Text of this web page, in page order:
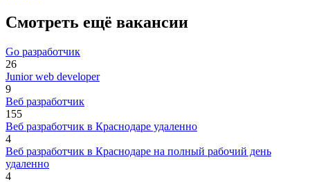
Смотреть ещё вакансии
Go разработчик
26
Junior web developer
9
Веб разработчик
155
Веб разработчик в Краснодаре удаленно
4
Веб разработчик в Краснодаре на полный рабочий день
удаленно
4